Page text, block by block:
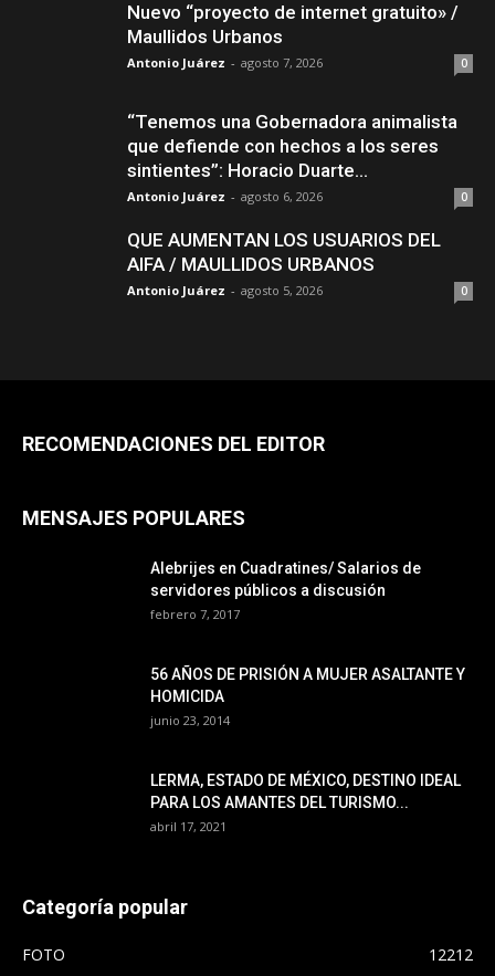
Nuevo “proyecto de internet gratuito» /
Maullidos Urbanos
Antonio Juárez - agosto 7, 2026 0
“Tenemos una Gobernadora animalista
que defiende con hechos a los seres
sintientes”: Horacio Duarte...
Antonio Juárez - agosto 6, 2026 0
QUE AUMENTAN LOS USUARIOS DEL
AIFA / MAULLIDOS URBANOS
Antonio Juárez - agosto 5, 2026 0
RECOMENDACIONES DEL EDITOR
MENSAJES POPULARES
Alebrijes en Cuadratines/ Salarios de
servidores públicos a discusión
febrero 7, 2017
56 AÑOS DE PRISIÓN A MUJER ASALTANTE Y
HOMICIDA
junio 23, 2014
LERMA, ESTADO DE MÉXICO, DESTINO IDEAL
PARA LOS AMANTES DEL TURISMO...
abril 17, 2021
Categoría popular
FOTO
12212